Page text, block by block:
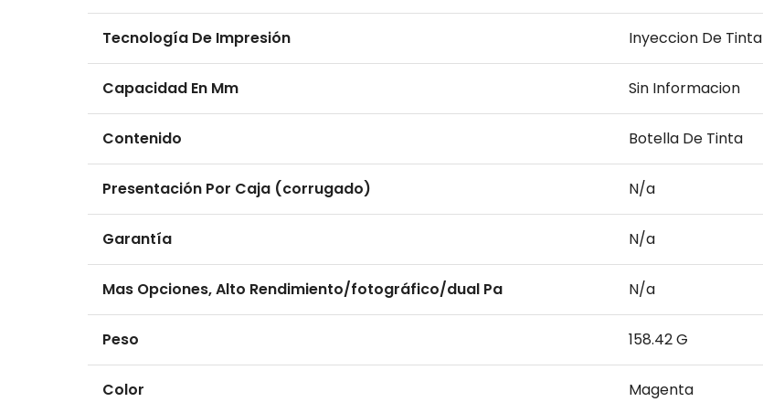
Tecnología De Impresión Inyeccion De Tinta
Capacidad En Mm Sin Informacion
Contenido Botella De Tinta
Presentación Por Caja (corrugado) N/a
Garantía N/a
Mas Opciones, Alto Rendimiento/fotográfico/dual Pa N/a
Peso 158.42 G
Color Magenta